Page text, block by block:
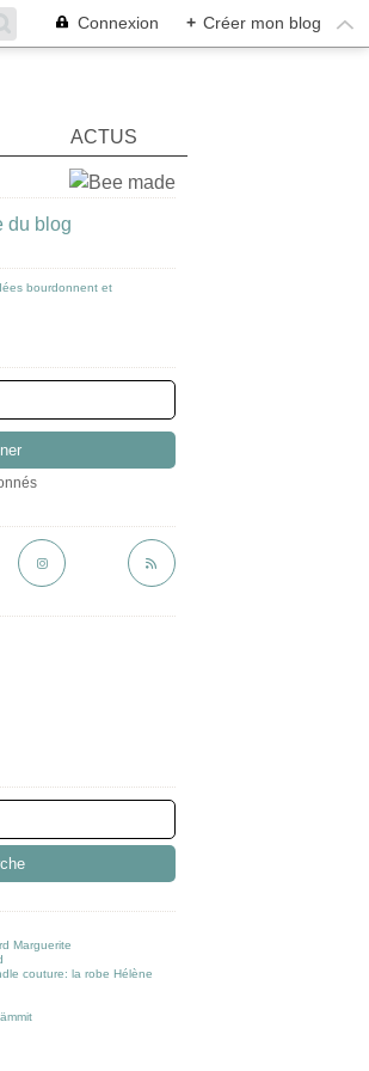
Connexion + Créer mon blog
ACTUS
du blog
bourdonnent et
Marguerite
couture: la robe Hélène